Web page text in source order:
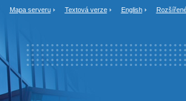
Mapa serveru Textová verze English